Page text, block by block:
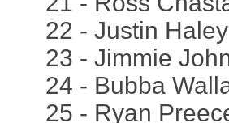
22 - Justin
23 - Jimmie
24 - Bubba
25 - Ryan